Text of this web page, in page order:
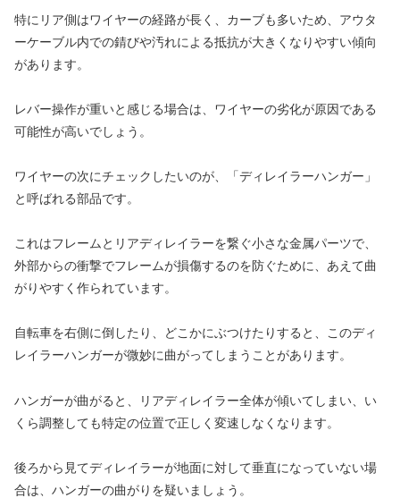
特にリア側はワイヤーの経路が長く、カーブも多いため、アウタ
ーケーブル内での錆びや汚れによる抵抗が大きくなりやすい傾向
があります。
レバー操作が重いと感じる場合は、ワイヤーの劣化が原因である
可能性が高いでしょう。
ワイヤーの次にチェックしたいのが、「ディレイラーハンガー」
と呼ばれる部品です。
これはフレームとリアディレイラーを繋ぐ小さな金属パーツで、
外部からの衝撃でフレームが損傷するのを防ぐために、あえて曲
がりやすく作られています。
自転車を右側に倒したり、どこかにぶつけたりすると、このディ
レイラーハンガーが微妙に曲がってしまうことがあります。
ハンガーが曲がると、リアディレイラー全体が傾いてしまい、い
くら調整しても特定の位置で正しく変速しなくなります。
後ろから見てディレイラーが地面に対して垂直になっていない場
合は、ハンガーの曲がりを疑いましょう。